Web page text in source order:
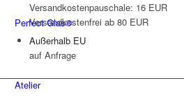
Perfect Glas®
Atelier
Versandkostenpauschale: 16 EUR
Versandkostenfrei ab 80 EUR
Außerhalb EU
auf Anfrage